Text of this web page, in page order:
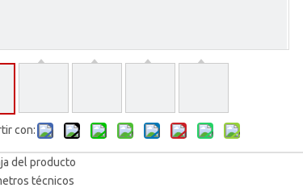
con:
del producto
técnicos